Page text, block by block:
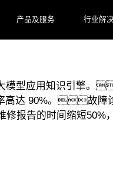
产品及服务 行业解
模型应用知识引擎。
高达 90%。故
修报告的时间缩短